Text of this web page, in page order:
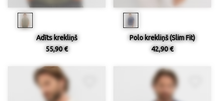
Adīts krekliņš
55,90 €
Polo krekliņš (Slim Fit)
42,90 €